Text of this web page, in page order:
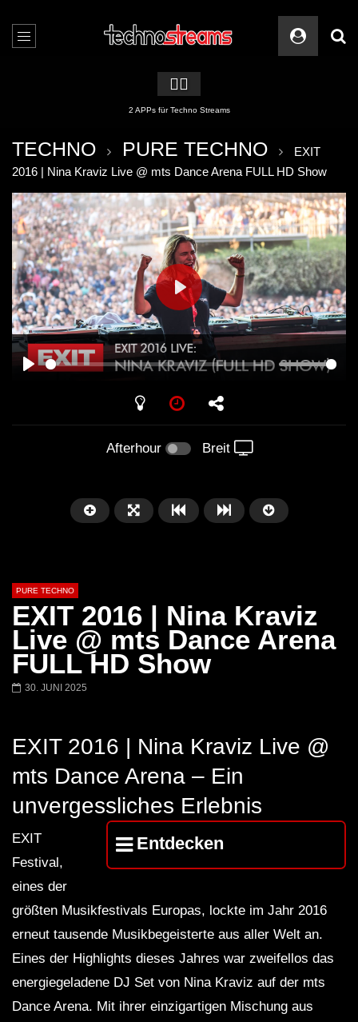
🏳️‍🌈
2 APPs für Techno Streams
TECHNO PURE TECHNO
EXIT
2016 | Nina Kraviz Live @ mts Dance Arena FULL HD Show
PLAY
Afterhour Breit
01:31:35
PURE TECHNO
EXIT 2016 | Nina Kraviz
Live @ mts Dance Arena
FULL HD Show
30. JUNI 2025
EXIT 2016 | Nina Kraviz Live @
mts Dance Arena – Ein
unvergessliches Erlebnis
Entdecken
EXIT
Festival,
eines der
größten Musikfestivals Europas, lockte im Jahr 2016
erneut tausende Musikbegeisterte aus aller Welt an.
Eines der Highlights dieses Jahres war zweifellos das
energiegeladene DJ Set von Nina Kraviz auf der mts
Dance Arena. Mit ihrer einzigartigen Mischung aus